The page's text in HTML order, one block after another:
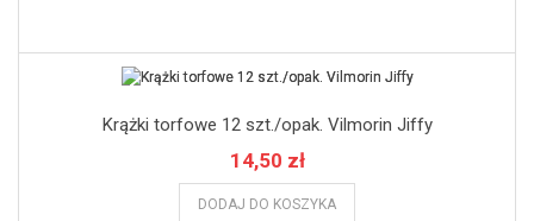
Krążki torfowe 12 szt./opak. Vilmorin Jiffy
14,50 zł
DODAJ DO KOSZYKA